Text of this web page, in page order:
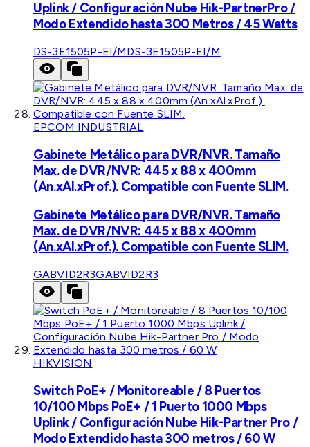
Uplink / Configuración Nube Hik-PartnerPro /
Modo Extendido hasta 300 Metros / 45 Watts
DS-3E1505P-EI/MDS-3E1505P-EI/M
EPCOM INDUSTRIAL
Gabinete Metálico para DVR/NVR. Tamaño
Max. de DVR/NVR: 445 x 88 x 400mm
(An.xAl.xProf.). Compatible con Fuente SLIM.
Gabinete Metálico para DVR/NVR. Tamaño
Max. de DVR/NVR: 445 x 88 x 400mm
(An.xAl.xProf.). Compatible con Fuente SLIM.
GABVID2R3GABVID2R3
HIKVISION
Switch PoE+ / Monitoreable / 8 Puertos
10/100 Mbps PoE+ / 1 Puerto 1000 Mbps
Uplink / Configuración Nube Hik-Partner Pro /
Modo Extendido hasta 300 metros / 60 W